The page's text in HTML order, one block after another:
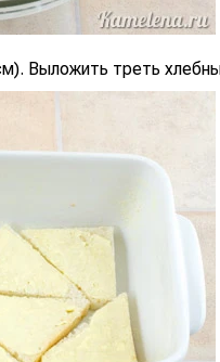
Выложить треть